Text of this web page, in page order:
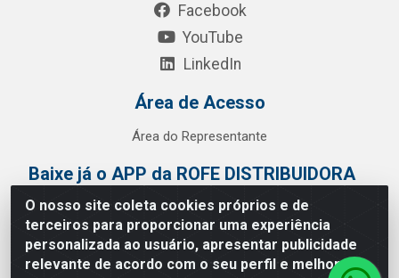
O nosso site coleta cookies próprios e de
terceiros para proporcionar uma experiência
personalizada ao usuário, apresentar publicidade
relevante de acordo com o seu perfil e melhorar a
Facebook
YouTube
LinkedIn
Área de Acesso
Área do Representante
Baixe já o APP da ROFE DISTRIBUIDORA